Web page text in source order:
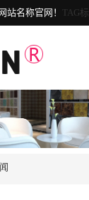
站名称官网！ TAG